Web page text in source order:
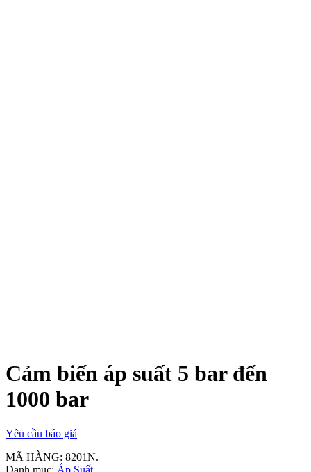
Cảm biến áp suất 5 bar đến
1000 bar
Yêu cầu báo giá
MÃ HÀNG: 8201N.
Danh mục: Áp Suất